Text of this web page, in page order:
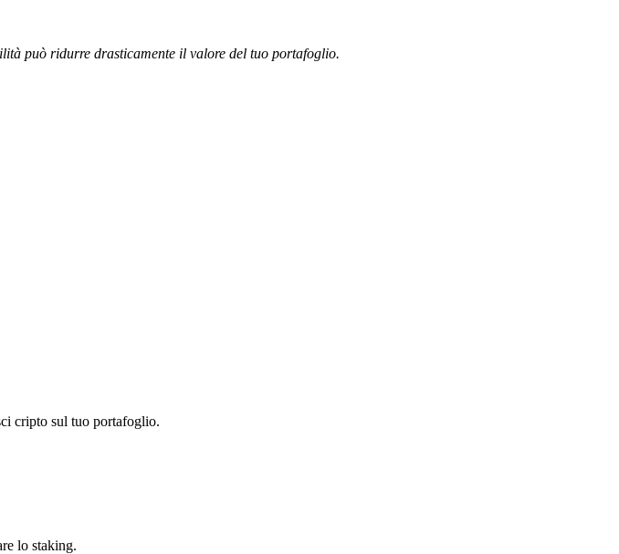
può ridurre drasticamente il valore del tuo portafoglio.
cripto sul tuo portafoglio.
lo staking.